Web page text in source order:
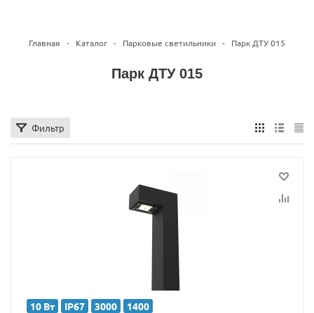
Главная - Каталог - Парковые светильники - Парк ДТУ 015
Парк ДТУ 015
Фильтр
10 Вт IP67 3000 1400